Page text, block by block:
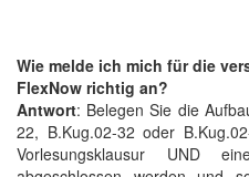
Wie melde ich mich für die
FlexNow richtig an?
Antwort: Belegen Sie die
22, B.Kug.02-32 oder
Vorlesungs­klausur UND